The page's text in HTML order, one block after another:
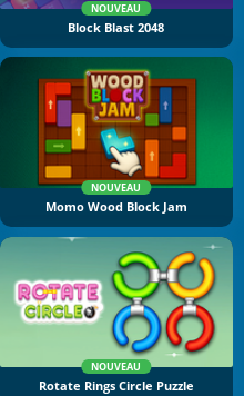
NOUVEAU
Block Blast 2048
NOUVEAU
Momo Wood Block Jam
NOUVEAU
Rotate Rings Circle Puzzle